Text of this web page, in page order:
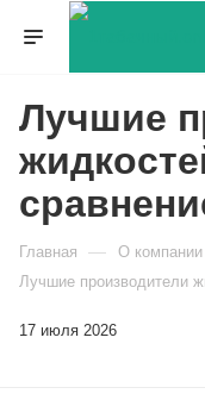
Лучшие
Главная — О компании
Лучшие производители
17 июля 2026